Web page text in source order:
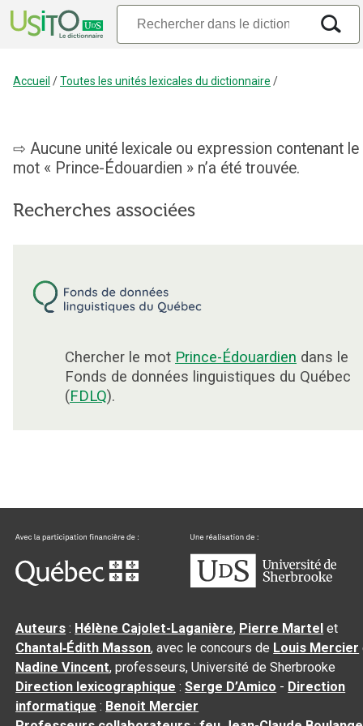
Accueil /Toutes les unités lexicales du dictionnaire /
Aucune unité lexicale ou expression contenant le
mot « Prince-Édouardien » n’a été trouvée.
Recherches associées
Chercher le mot Prince-Édouardien dans le
Fonds de données linguistiques du Québec
(FDLQ).
Auteurs : Hélène Cajolet-Laganière, Pierre Martel et
Chantal‑Édith Masson, avec le concours de Louis Mercier
Nadine Vincent, professeurs, Université de Sherbrooke
Direction lexicographique :Serge D’Amico - Direction
informatique : Benoit Mercier